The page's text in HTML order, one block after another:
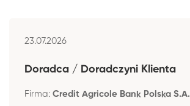
23.07.2026
Doradca / Doradczyni Klienta
Firma: Credit Agricole Bank Polska S.A.